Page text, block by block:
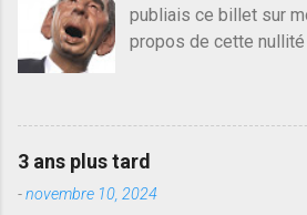
m
m
e
n
r
e
publiais ce billet sur
propos de cette
quelqu'un, je ne
des amis ou des
croit. François Bayrou
devenir le traite d'une
et c'est par la presse
3 ans plus tard
-novembre 10, 2024